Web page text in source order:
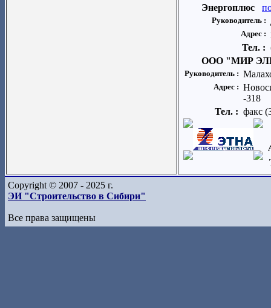
Энергоплюс
Руководитель :
Адрес :
Тел. :
ООО "МИР
Руководитель :
Адрес :
-318
Тел. : факс
Copyright © 2007 - 2025 г.
ЭИ "Строительство в Сибири"
Все права защищены